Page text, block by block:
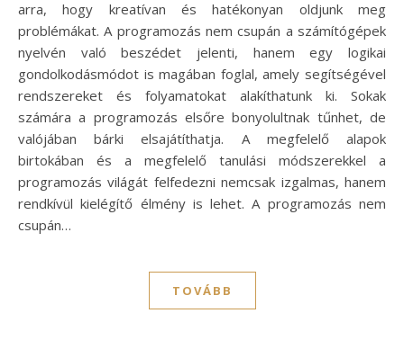
arra, hogy kreatívan és hatékonyan oldjunk meg
problémákat. A programozás nem csupán a számítógépek
nyelvén való beszédet jelenti, hanem egy logikai
gondolkodásmódot is magában foglal, amely segítségével
rendszereket és folyamatokat alakíthatunk ki. Sokak
számára a programozás elsőre bonyolultnak tűnhet, de
valójában bárki elsajátíthatja. A megfelelő alapok
birtokában és a megfelelő tanulási módszerekkel a
programozás világát felfedezni nemcsak izgalmas, hanem
rendkívül kielégítő élmény is lehet. A programozás nem
csupán…
TOVÁBB